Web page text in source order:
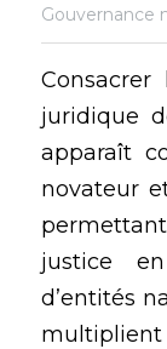
• Crise
• Crise
• Crise
• Notre
• Nos
• Nos
Y7
Gouvernance
Consacrer
juridique
apparaît
novateur
justice
d’entités
multiplient